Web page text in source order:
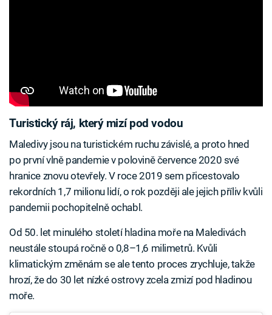
Turistický ráj, který mizí pod vodou
Maledivy jsou na turistickém ruchu závislé, a proto hned
po první vlně pandemie v polovině července 2020 své
hranice znovu otevřely. V roce 2019 sem přicestovalo
rekordních 1,7 milionu lidí, o rok později ale jejich příliv kvůli
pandemii pochopitelně ochabl.
Od 50. let minulého století hladina moře na Maledivách
neustále stoupá ročně o 0,8–1,6 milimetrů. Kvůli
klimatickým změnám se ale tento proces zrychluje, takže
hrozí, že do 30 let nízké ostrovy zcela zmizí pod hladinou
moře.